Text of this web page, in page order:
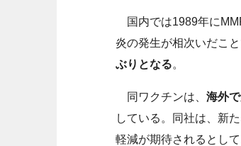
国内では1989年に
炎の発生が相次いだこ
ぶりとなる。
同ワクチンは、 海外
している。同社は、新
軽減が期待されるとして